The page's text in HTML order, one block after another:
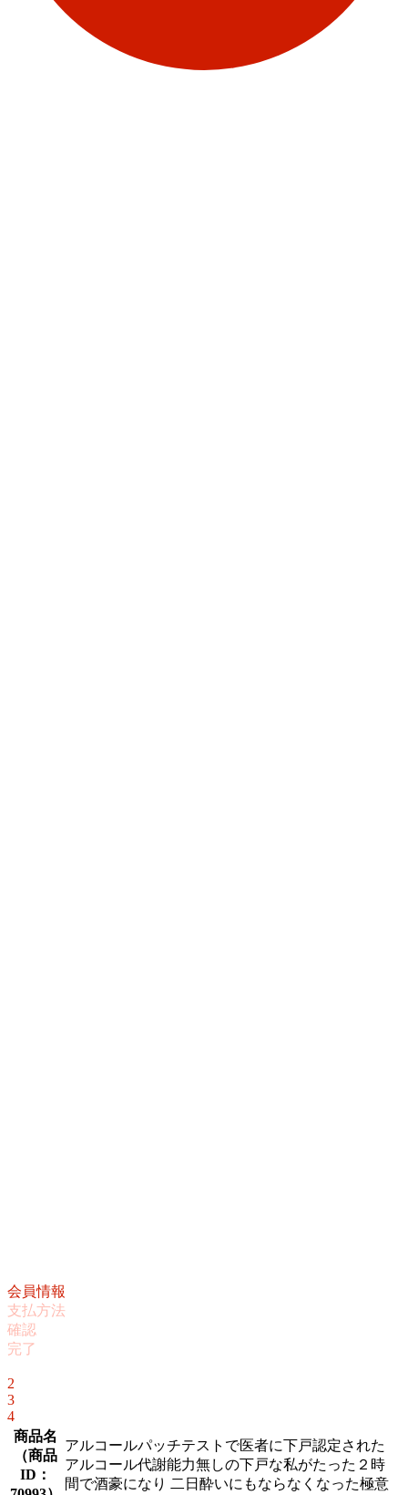
会員情報
支払方法
確認
完了
2
3
4
商品名
（商品
ID：
アルコールパッチテストで医者に下戸認定された
アルコール代謝能力無しの下戸な私がたった２時
間で酒豪になり 二日酔いにもならなくなった極意